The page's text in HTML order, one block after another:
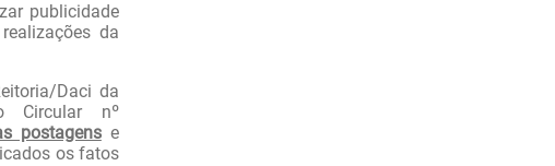
publicidade
da
Daci da
Circular nº
postagense
os fatos